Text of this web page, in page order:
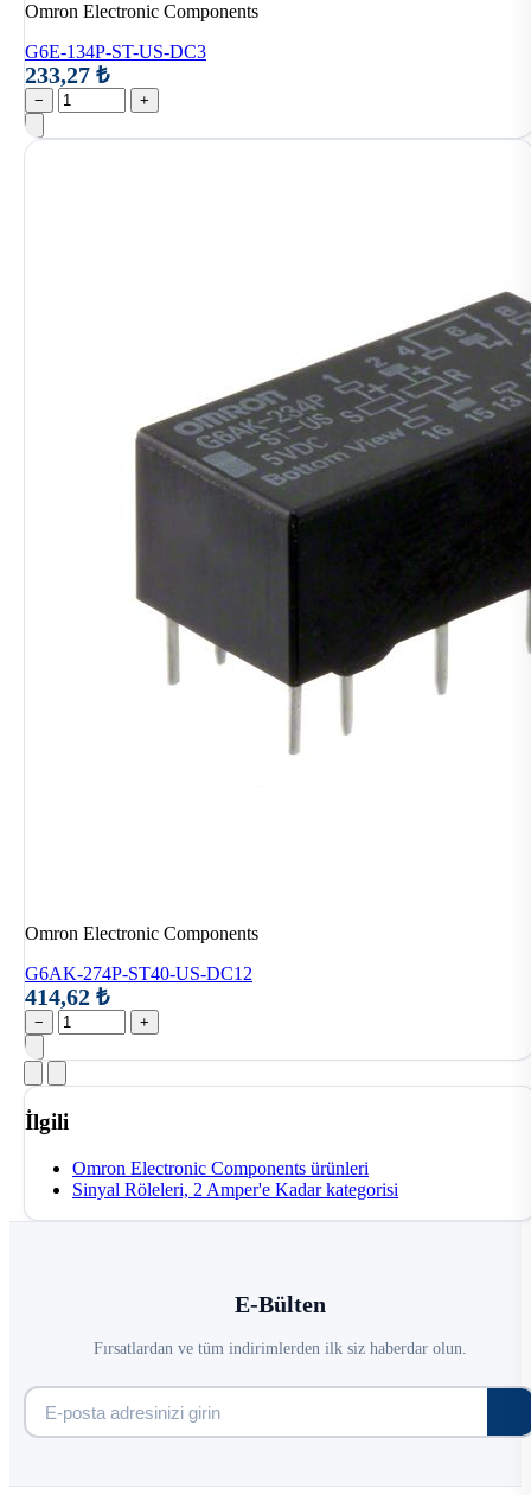
Omron Electronic Components
G6E-134P-ST-US-DC3
233,27 ₺
− +
Omron Electronic Components
G6AK-274P-ST40-US-DC12
414,62 ₺
− +
İlgili
Omron Electronic Components ürünleri
Sinyal Röleleri, 2 Amper'e Kadar kategorisi
E-Bülten
Fırsatlardan ve tüm indirimlerden ilk siz haberdar olun.